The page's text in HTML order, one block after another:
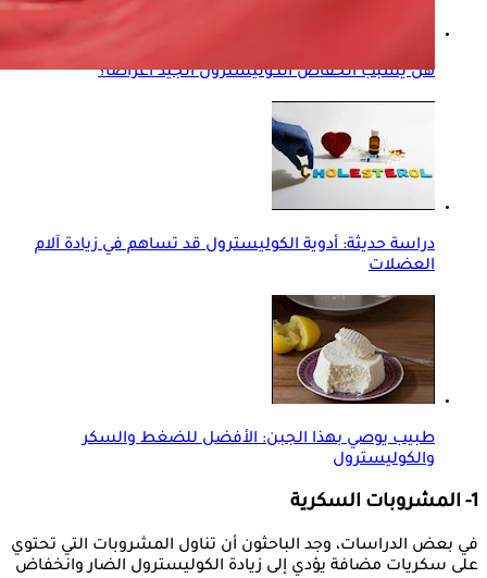
هل يسبب انخفاض الكوليسترول الجيد أعراضًا؟
دراسة حديثة: أدوية الكوليسترول قد تساهم في زيادة آلام
العضلات
طبيب يوصي بهذا الجبن: الأفضل للضغط والسكر
والكوليسترول
1- المشروبات السكرية
في بعض الدراسات، وجد الباحثون أن تناول المشروبات التي تحتوي
على سكريات مضافة يؤدي إلى زيادة الكوليسترول الضار وانخفاض